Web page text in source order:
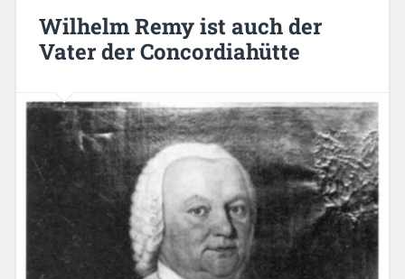
Wilhelm Remy ist auch der
Vater der Concordiahütte